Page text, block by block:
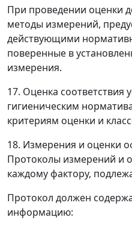
При проведении оценки
методы измерений,
действующими
поверенные в
измерения.
17. Оценка соответствия
гигиеническим
критериям оценки и
18. Измерения и оценки
Протоколы измерений и
каждому фактору,
Протокол должен
информацию: